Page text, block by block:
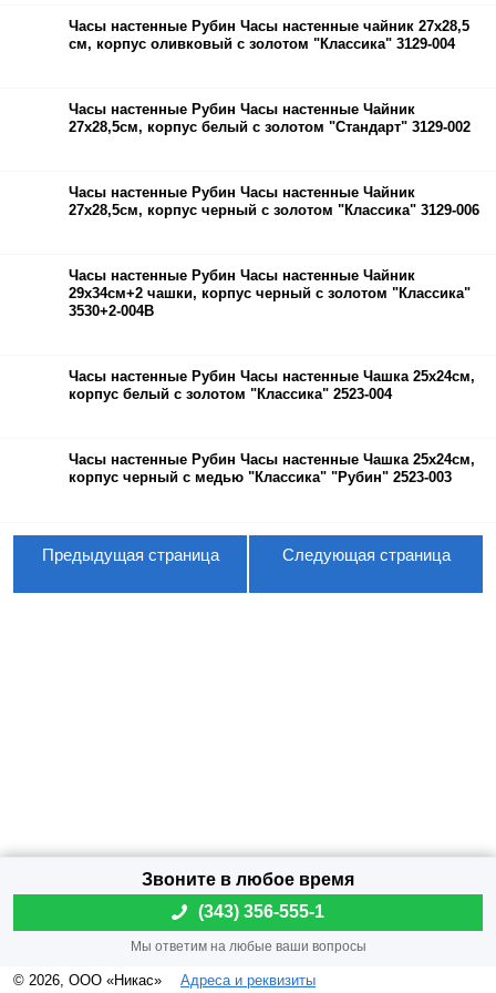
Часы настенные Рубин Часы настенные чайник 27х28,5
см, корпус оливковый с золотом "Классика" 3129-004
Часы настенные Рубин Часы настенные Чайник
27х28,5см, корпус белый с золотом "Стандарт" 3129-002
Часы настенные Рубин Часы настенные Чайник
27х28,5см, корпус черный с золотом "Классика" 3129-006
Часы настенные Рубин Часы настенные Чайник
29х34см+2 чашки, корпус черный с золотом "Классика"
3530+2-004B
Часы настенные Рубин Часы настенные Чашка 25х24см,
корпус белый с золотом "Классика" 2523-004
Часы настенные Рубин Часы настенные Чашка 25х24см,
корпус черный с медью "Классика" "Рубин" 2523-003
Предыдущая страница Следующая страница
© 2026, ООО «Никас» Адреса и реквизиты
(343) 356-555-1